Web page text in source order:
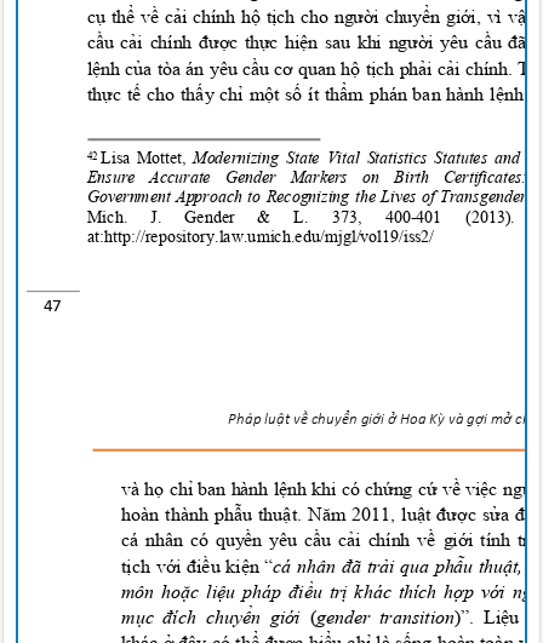
cụ thể về cải chính hộ tịch cho người chuyển giới, vì
cầu cải chính được thực hiện sau khi người yêu cầu
lệnh của tòa án yêu cầu cơ quan hộ tịch phải cải chính.
thực tế cho thấy chỉ một số ít thẩm phán ban hành lệnh
42Lisa Mottet,Modernizing State Vital Statistics Statutes and
Ensure Accurate Gender Markers on Birth
Government Approach to Recognizing the Lives of Transgender
Mich. J. Gender
&
L. 373, 400-401
at:http://repository.law.umich.edu/mjgl/vol19/iss2/
47
Pháp luật vềchuyển giớiởHoaKỳvà gợi mởcho
và họ chỉ ban hành lệnh khi có chứng cứ về việc
hoàn thành phẫu thuật. Năm 2011, luật được sửa
cá nhân có quyền yêu cầu cải chính về giới tính
tịch với điều kiện “cá nhân đã trải qua phẫu thuật,
mônhoặc liệu pháp điều trị khác thích hợp với
mục đích chuyển giới (gender transition)”. Liệu